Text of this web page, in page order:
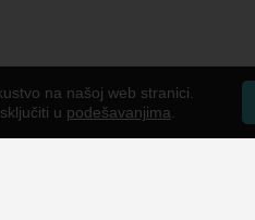
na našoj web stranici.
u podešavanjima